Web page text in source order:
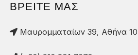
ΒΡΕΙΤΕ ΜΑΣ
Μαυρομματαίων 39, Αθήνα